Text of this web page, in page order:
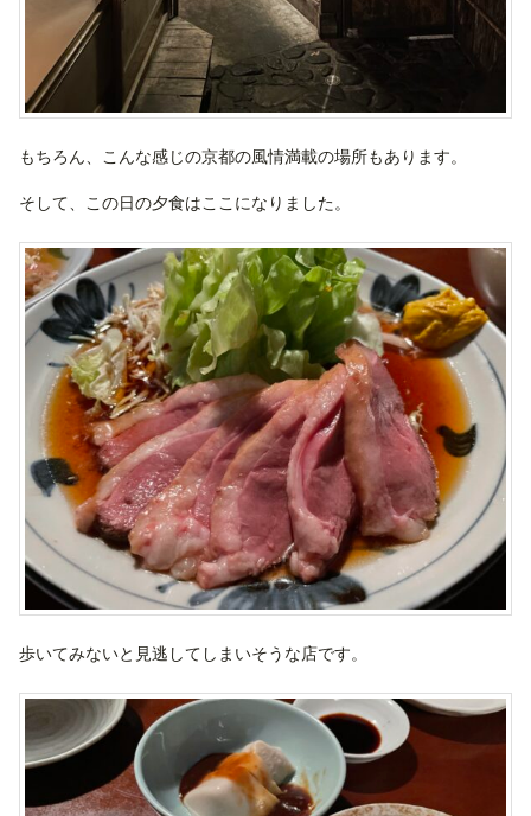
もちろん、こんな感じの京都の風情満載の場所もあります。
そして、この日の夕食はここになりました。
歩いてみないと見逃してしまいそうな店です。